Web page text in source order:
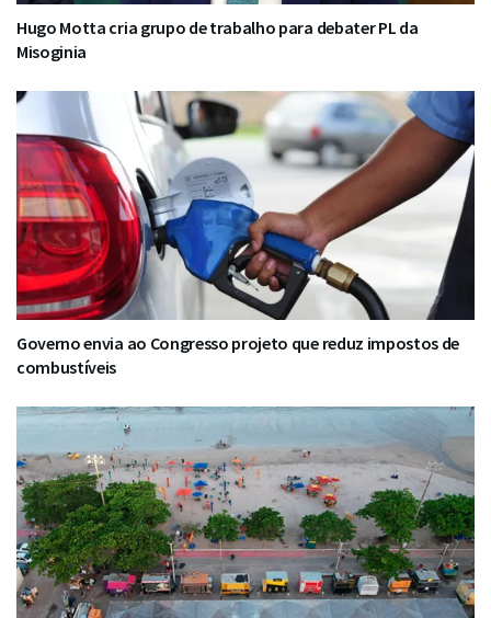
Hugo Motta cria grupo de trabalho para debater PL da
Misoginia
Governo envia ao Congresso projeto que reduz impostos de
combustíveis